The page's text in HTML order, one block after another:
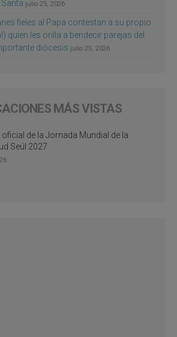
julio 25, 2026
fieles al Papa contestan a su propio
quien les orilla a bendecir parejas del
diócesis julio 25, 2026
MÁS VISTAS
de la Jornada Mundial de la
Seúl 2027